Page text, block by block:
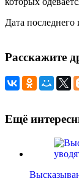
Дата последнего
Расскажите
Ещё